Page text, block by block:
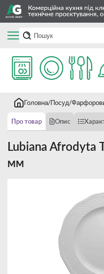
Головна Посуд
Про товар Опис
Lubiana Afrodyta
мм